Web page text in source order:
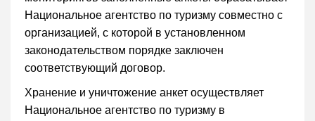
Национальное агентство по туризму совместно с
организацией, с которой в установленном
законодательством порядке заключен
соответствующий договор.
Хранение и уничтожение анкет осуществляет
Национальное агентство по туризму в